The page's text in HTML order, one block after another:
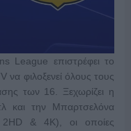
League επιστρέφει το
φιλοξενεί όλους τους
των 16. Ξεχωρίζει η
και την Μπαρτσελόνα
& 4K), οι οποίες